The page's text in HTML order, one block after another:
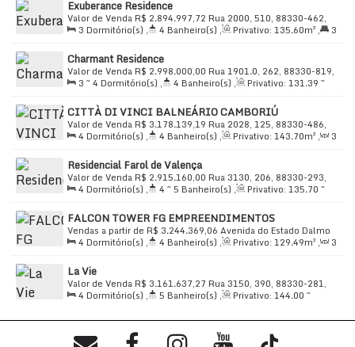
152.76m²
Exuberance Residence
R$ 2.894.997,72
Valor de Venda
Rua 2000, 510, 88330-462,
Centro, Balneário Camboriú, Santa Catarina, Brasil
3 Dormitório(s) , 4 Banheiro(s) , Privativo: 135.60m² ,
3
Suíte(s), Total: 135.60m², 3 Vaga(s), Útil:135.60m²
Charmant Residence
R$ 2.998.000,00
Valor de Venda
Rua 1901.0, 262, 88330-819,
Centro, Balneário Camboriú, Santa Catarina, Brasil
3 ~ 4 Dormitório(s) , 4 Banheiro(s) , Privativo: 131.39 ~
229.92m², 2 ~ 3 Suíte(s), Total: 118.30m², 3 Vaga(s),
Útil: 118 .30~ 131.39 m²
CITTÀ DI VINCI BALNEÁRIO CAMBORIÚ
R$ 3.178.139,19
Valor de Venda
Rua 2028, 125, 88330-486,
Centro, Balneário Camboriú, Santa Catarina, Brasil
4 Dormitório(s) , 4 Banheiro(s) , Privativo: 143.70m² ,
3
Sala(s) , 2Suíte(s) , Total:247.60m² , 2Vaga(s) ,
Útil:
143.70m²
Residencial Farol de Valença
R$ 2.915.160,00
Valor de Venda
Rua 3130, 206, 88330-293,
Centro, Balneário Camboriú, Santa Catarina, Brasil
4 Dormitório(s) , 4 ~ 5 Banheiro(s) , Privativo: 135.70 ~
136.20m², 2 Sala(s) , 4Suíte(s) , Total:245.00m² ,
3
Vaga(s) , Útil:135.70~ 136.20m²
FALCON TOWER FG EMPREENDIMENTOS
R$ 3.244.369,06
Vendas a partir de
Avenida do Estado Dalmo
Vieira, 2277, 88330-075, Centro, Balneário Camboriú, Santa
Catarina, Brasil
4 Dormitório(s) , 4 Banheiro(s) , Privativo: 129.49m² ,
3
Sala(s) , 2Suíte(s) , Total:237.58m² , 2Vaga(s) ,
Útil:
129.49
La Vie
R$ 3.161.637,27
Valor de Venda
Rua 3150, 390, 88330-281,
Centro, Balneário Camboriú, Santa Catarina, Brasil
4 Dormitório(s) , 5 Banheiro(s) , Privativo: 144.00 ~
Vaga(s), Útil:144.00m²